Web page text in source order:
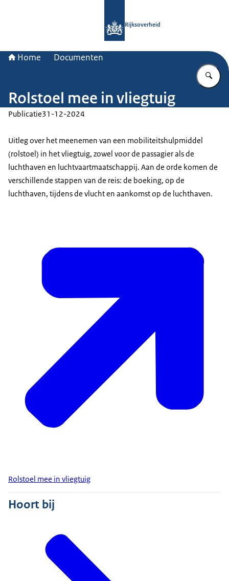
Rijksoverheid
Home Documenten
Rolstoel mee in vliegtuig
Publicatie31-12-2024
Uitleg over het meenemen van een mobiliteitshulpmiddel
(rolstoel) in het vliegtuig, zowel voor de passagier als de
luchthaven en luchtvaartmaatschappij. Aan de orde komen de
verschillende stappen van de reis: de boeking, op de
luchthaven, tijdens de vlucht en aankomst op de luchthaven.
Rolstoel mee in vliegtuig
Hoort bij